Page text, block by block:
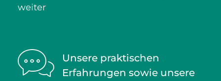
weiter
Unsere praktischen
Erfahrungen sowie unsere